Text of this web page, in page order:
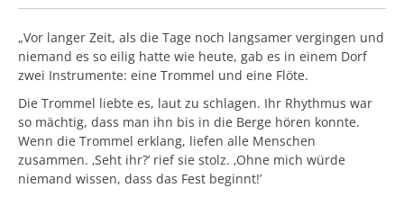
„Vor langer Zeit, als die Tage noch langsamer vergingen und
niemand es so eilig hatte wie heute, gab es in einem Dorf
zwei Instrumente: eine Trommel und eine Flöte.
Die Trommel liebte es, laut zu schlagen. Ihr Rhythmus war
so mächtig, dass man ihn bis in die Berge hören konnte.
Wenn die Trommel erklang, liefen alle Menschen
zusammen. ‚Seht ihr?’ rief sie stolz. ‚Ohne mich würde
niemand wissen, dass das Fest beginnt!’